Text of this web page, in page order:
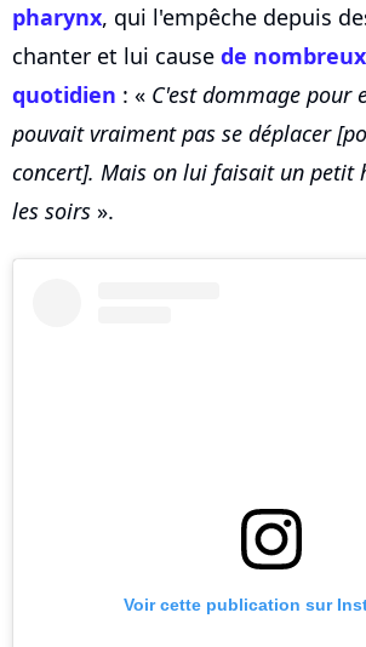
pharynx, qui l'empêche depuis
chanter et lui cause de
quotidien : « C'est dommage pour
pouvait vraiment pas se déplacer
concert]. Mais on lui faisait un petit
les soirs ».
Voir cette publication sur